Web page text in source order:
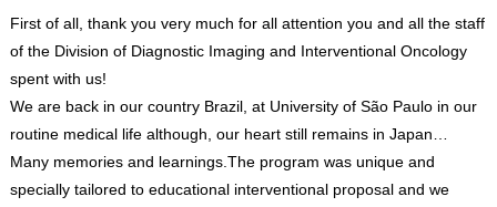
First of all, thank you very much for all attention you and all the staff
of the Division of Diagnostic Imaging and Interventional Oncology
spent with us!
We are back in our country Brazil, at University of São Paulo in our
routine medical life although, our heart still remains in Japan…
Many memories and learnings.The program was unique and
specially tailored to educational interventional proposal and we